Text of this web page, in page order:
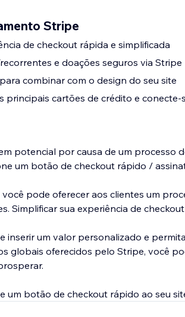
Stripe
de checkout rápida e simplificada
e doações seguros via Stripe
combinar com o design do seu site
principais cartões de crédito e
potencial por causa de um processo
um botão de checkout rápido /
pode oferecer aos clientes um
Simplificar sua experiência de
inserir um valor personalizado e
globais oferecidos pelo Stripe, você
um botão de checkout rápido ao seu